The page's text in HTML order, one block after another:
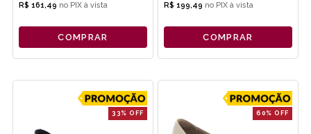
R$ 161,49 no PIX
COMPRAR
R$ 199,49 no PIX
COMPRAR
33% OFF 60% OFF